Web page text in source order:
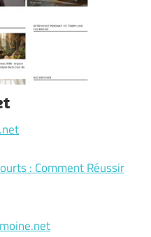
: Comment Réussir